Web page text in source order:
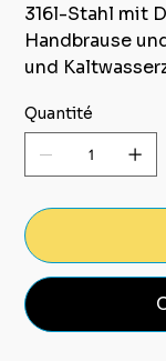
316l-Stahl mit
Handbrause
und
Quantité